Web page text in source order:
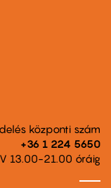
központi szám
+36 1 224 5650
13.00-21.00 óráig